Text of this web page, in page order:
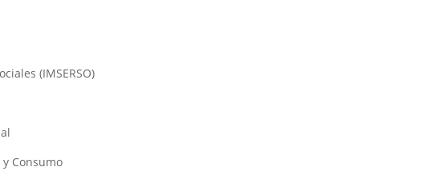
(IMSERSO)
Consumo